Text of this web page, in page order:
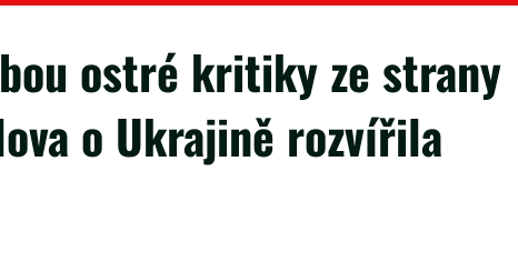
ostré kritiky ze strany
o Ukrajině rozvířila